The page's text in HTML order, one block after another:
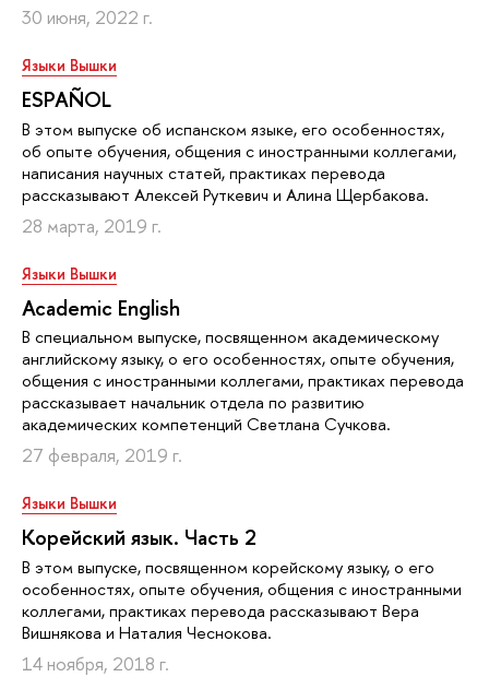
30 июня, 2022 г.
Языки Вышки
ESPAÑOL
В этом выпуске об испанском языке, его особенностях,
об опыте обучения, общения с иностранными коллегами,
написания научных статей, практиках перевода
рассказывают Алексей Руткевич и Алина Щербакова.
28 марта, 2019 г.
Языки Вышки
Academic English
В специальном выпуске, посвященном академическому
английскому языку, о его особенностях, опыте обучения,
общения с иностранными коллегами, практиках перевода
рассказывает начальник отдела по развитию
академических компетенций Светлана Сучкова.
27 февраля, 2019 г.
Языки Вышки
Корейский язык. Часть 2
В этом выпуске, посвященном корейскому языку, о его
особенностях, опыте обучения, общения с иностранными
коллегами, практиках перевода рассказывают Вера
Вишнякова и Наталия Чеснокова.
14 ноября, 2018 г.